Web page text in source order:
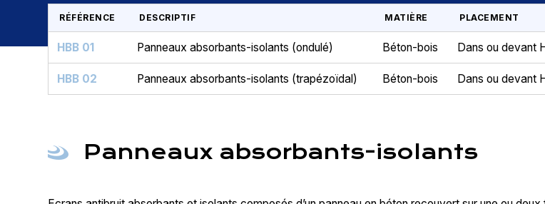
RÉFÉRENCE DESCRIPTIF MATIÈRE PLACEMENT
HBB 01 Panneaux absorbants-isolants (ondulé) Béton-bois Dans ou devant
HBB 02 Panneaux absorbants-isolants (trapézoïdal) Béton-bois Dans ou devant
Panneaux absorbants-isolants